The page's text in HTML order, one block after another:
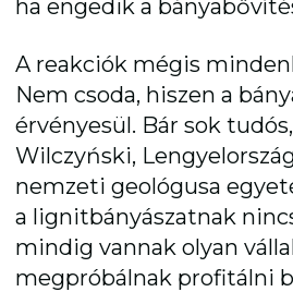
ha engedik a
A reakciók mégis
Nem csoda, hiszen a
érvényesül. Bár sok
Wilczyński,
nemzeti geológusa
a lignitbányászatnak
mindig vannak olyan
megpróbálnak profitálni